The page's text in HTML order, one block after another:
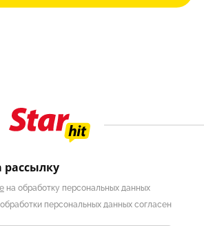
рассылку
на обработку персональных данных
обработки персональных данных согласен